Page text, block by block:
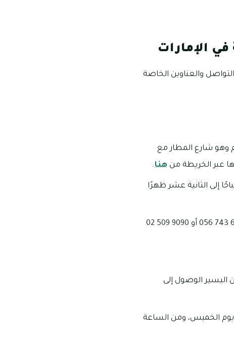
الإمارات
والعناوين الخاصة
وهو شارع المطار مع
هنا.
إلى الثانية عشر ظهرًا
خالد بن الوليد في أم هرير 1 بإمارة دبي؛ ومن اليسير الوصول إلى
يوم الخميس، ومن الساعة